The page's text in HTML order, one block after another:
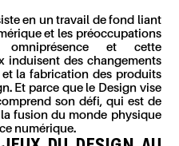
en un travail de fond liant
et les préoccupations
omniprésence et cette
induisent des changements
la fabrication des produits
Et parce que le Design vise
son défi, qui est de
fusion du monde physique
numérique.